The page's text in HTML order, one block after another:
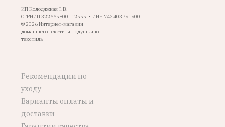
ИП Колодяжная Т.В.
ОГРНИП 322665800112555 • ИНН 742403791900
© 2026 Интернет-магазин
домашнего текстиля Подушкино-
текстиль
Рекомендации по
уходу
Варианты оплаты и
доставки